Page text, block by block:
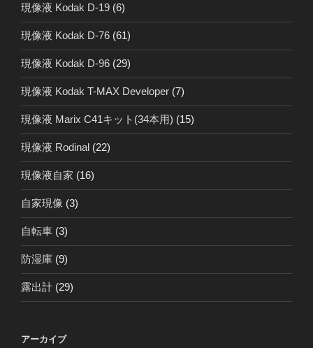
現像液 Kodak D-19 (6)
現像液 Kodak D-76 (61)
現像液 Kodak D-96 (29)
現像液 Kodak T-MAX Developer (7)
現像液 Marix C41キット(34本用) (15)
現像液 Rodinal (22)
現像液自家 (16)
自家現像 (3)
自転車 (3)
防湿庫 (9)
露出計 (29)
アーカイブ